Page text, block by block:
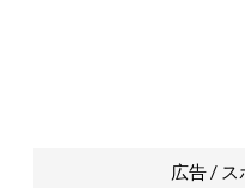
広告 / ス